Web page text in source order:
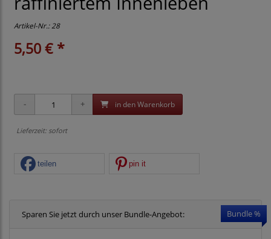
Artikel-Nr.:28
5,50 € *
in den Warenkorb
Lieferzeit: sofort
teilen pin it
Sparen Sie jetzt durch unser Bundle-Angebot: Bundle %